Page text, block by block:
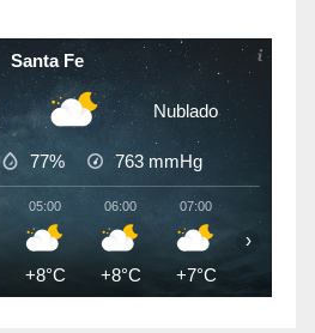
Santa Fe
Nublado
77% 763 mmHg
05:00
+8°C
06:00
+8°C
07:00
+7°C +7°C
›